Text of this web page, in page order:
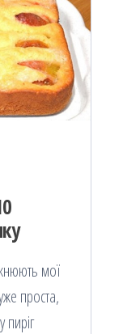
мої
проста,